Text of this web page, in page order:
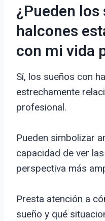
¿Pueden
halcones
con mi vida
Sí, los sueños con
estrechamente
profesional.
Pueden simbolizar
capacidad de ver
perspectiva más
Presta atención a
sueño y qué